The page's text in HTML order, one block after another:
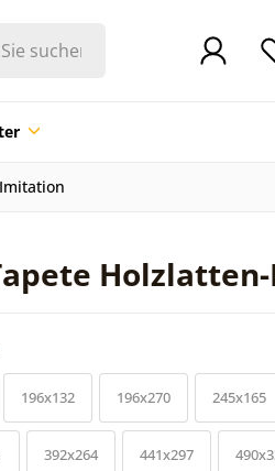
196x132 196x270 245x165
392x264 441x297